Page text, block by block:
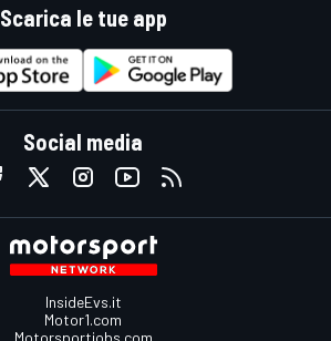
Scarica le tue app
Social media
InsideEvs.it
Motor1.com
Motorsportjobs.com